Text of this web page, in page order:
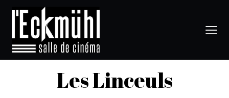
Les Linceuls